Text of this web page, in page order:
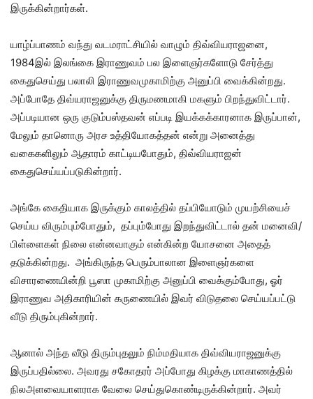
இருக்கின்றார்கள்.
யாழ்ப்பாணம் வந்து வடமராட்சியில் வாழும் திவ்வியராஜனை,
1984இல் இலங்கை இராணுவம் பல இளைஞர்களோடு சேர்த்து
கைதுசெய்து பலாலி இராணுவமுகாமிற்கு அனுப்பி வைக்கின்றது.
அப்போதே திவ்யராஜனுக்கு திருமணமாகி மகளும் பிறந்துவிட்டார்.
அப்படியான ஒரு குடும்பஸ்தவன் எப்படி இயக்கக்காரனாக இருப்பான்,
மேலும் தானொரு அரச உத்தியோகத்தன் என்று அனைத்து
வகைகளிலும் ஆதாரம் காட்டியபோதும், திவ்வியராஜன்
கைதுசெய்யப்படுகின்றார்.
அங்கே கைதியாக இருக்கும் காலத்தில் தப்பியோடும் முயற்சியைச்
செய்ய விரும்பும்போதும், தப்பும்போது இறந்துவிட்டால் தன் மனைவி/
பிள்ளைகள் நிலை என்னவாகும் என்கின்ற யோசனை அதைத்
தடுக்கின்றது. அங்கிருந்த பெரும்பாலான இளைஞர்களை
விசாரணையின்றி பூஸா முகாமிற்கு அனுப்பி வைக்கும்போது, ஓர்
இராணுவ அதிகாரியின் கருணையில் இவர் விடுதலை செய்யப்பட்டு
வீடு திரும்புகின்றார்.
ஆனால் அந்த வீடு திரும்புதலும் நிம்மதியாக திவ்வியராஜனுக்கு
இருப்பதில்லை. அவரது சகோதரர் அப்போது கிழக்கு மாகாணத்தில்
நிலஅளவையாளராக வேலை செய்துகொண்டிருக்கின்றார். அவர்